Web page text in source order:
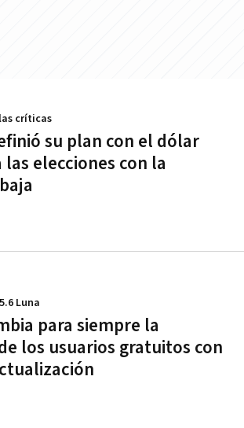
su plan con el dólar
elecciones con la
críticas
para siempre la
los usuarios gratuitos con
Luna